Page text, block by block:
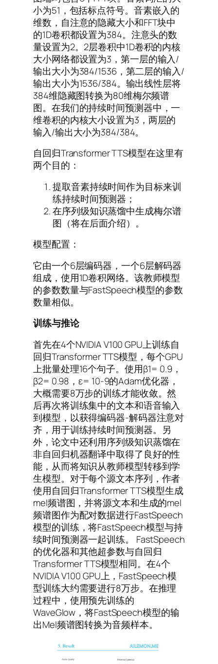
小为51，包括标点符号。音素嵌入的
维数，自注意的隐藏大小和FFT块中
的1D卷积都设置为384。注意头的数
量设置为2。2层卷积中1D卷积的内核
大小网络都设置为3，第一层的输入/
输出大小为384/1536，第二层的输入/
输出大小为1536/384。输出线性层将
384维隐藏图转换为80维梅尔频谱
图。在我们的持续时间预测器中，一
维卷积的内核大小设置为3，两层的
输入/输出大小为384/384。
自回归Transformer TTS模型在这里有
两个目的：
提取音素持续时间作为目标来训
练持续时间预测器；
在序列级知识蒸馏中生成梅尔谱
图（将在后面介绍）。
模型配置：
它由一个6层编码器，一个6层解码器
组成，使用1D卷积网络。该教师模型
的参数数量与FastSpeech模型的参数
数量相似。
训练与推论
首先在4个NVIDIA V100 GPU上训练自
回归Transformer TTS模型，每个GPU
上批量处理16个句子。使用β1= 0.9，
β2= 0.98，ε= 10-9的Adam优化器，
大概需要8万步的训练才能收敛。然
后再次将训练集中的文本和语音输入
到模型，以获得编码器-解码器注意对
齐，用于训练持续时间预测器。另
外，论文中还利用序列级知识蒸馏在
非自回归机器翻译中取得了良好的性
能，从而将知识从教师模型转移到学
生模型。对于每个源文本序列，作者
使用自回归Transformer TTS模型生成
mel频谱图，并将源文本和生成的mel
频谱图作为配对数据进行FastSpeech
模型的训练，将FastSpeech模型与持
续时间预测器一起训练。 FastSpeech
的优化器和其他超参数与自回归
Transformer TTS模型相同。在4个
NVIDIA V100 GPU上，FastSpeech模
型训练大约需要进行8万步。在推理
过程中，使用预先训练的
WaveGlow，将FastSpeech模型的输
出Mel频谱图转换为音频样本。